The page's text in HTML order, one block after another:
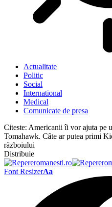
Actualitate
Politic
Social
International
Medical
Comunicate de presa
Citeste: Americanii îi vor ajuta pe
Tomahawk. Câte ar putea primi
războiului
Distribuie
Font ResizerAa